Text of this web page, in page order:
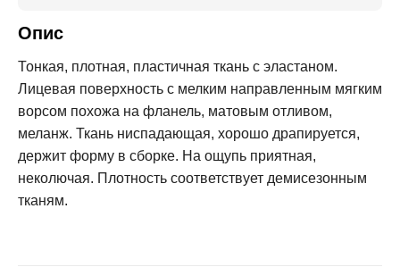
Опис
Тонкая, плотная, пластичная ткань с эластаном.
Лицевая поверхность с мелким направленным мягким
ворсом похожа на фланель, матовым отливом,
меланж. Ткань ниспадающая, хорошо драпируется,
держит форму в сборке. На ощупь приятная,
неколючая. Плотность соответствует демисезонным
тканям.